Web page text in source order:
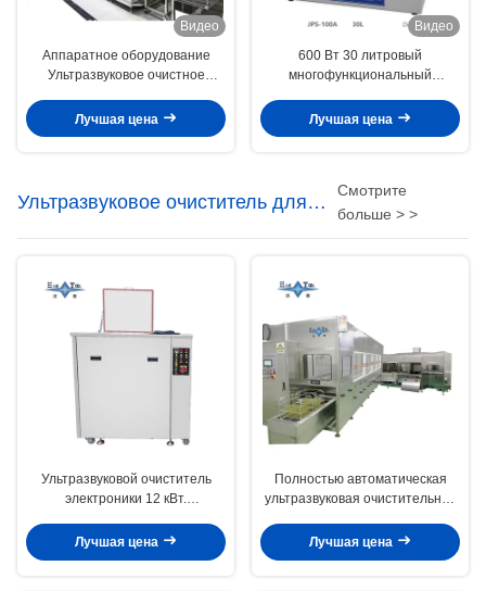
Видео
Аппаратное оборудование
Ультразвуковое очистное
ультразвуковая очистная
машина мощностью 100 кВт
Лучшая цена
Видео
600 Вт 30 литровый
многофункциональный
очиститель Модель JPS 100A
Цифровое управление Точное
Лучшая цена
Ультразвуковое очиститель для
электроники
Смотрите
больше > >
Ультразвуковой очиститель
электроники 12 кВт.
ультразвуковой очиститель
Лучшая цена
Полностью автоматическая
ультразвуковая очистительная
кВт, для печатных плат
Лучшая цена